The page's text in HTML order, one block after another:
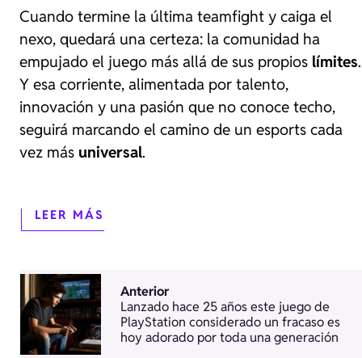
Cuando termine la última teamfight y caiga el
nexo, quedará una certeza: la comunidad ha
empujado el juego más allá de sus propios límites.
Y esa corriente, alimentada por talento,
innovación y una pasión que no conoce techo,
seguirá marcando el camino de un esports cada
vez más universal.
LEER MÁS
Anterior
Lanzado hace 25 años este juego de
PlayStation considerado un fracaso es
hoy adorado por toda una generación